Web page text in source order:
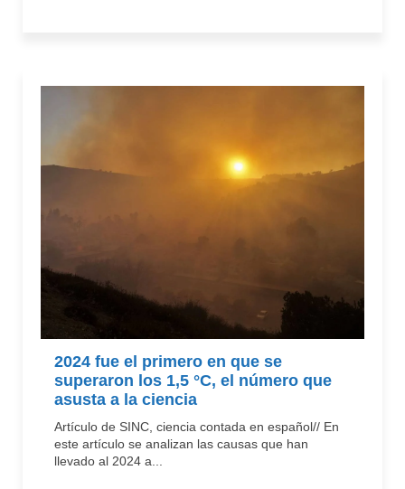
2024 fue el primero en que se
superaron los 1,5 °C, el número que
asusta a la ciencia
Artículo de SINC, ciencia contada en español// En
este artículo se analizan las causas que han
llevado al 2024 a...